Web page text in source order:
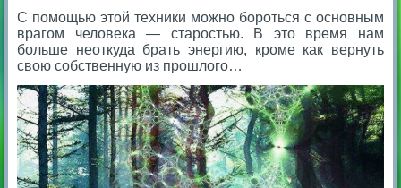
С помощью этой техники можно бороться с основным
врагом человека — старостью. В это время нам
больше неоткуда брать энергию, кроме как вернуть
свою собственную из прошлого…